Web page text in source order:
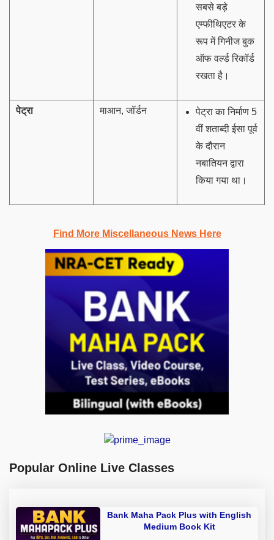
सबसे बड़े
एम्फीथिएटर के
रूप में गिनीज बुक
ऑफ वर्ल्ड रिकॉर्ड
रखता है।
पेट्रा माआन, जॉर्डन
पेट्रा का निर्माण 5
वीं शताब्दी ईसा पूर्व
के दौरान
नबातियन द्वारा
किया गया था।
Find More Miscellaneous News Here
Popular Online Live Classes
Bank Maha Pack Plus with English
Medium Book Kit